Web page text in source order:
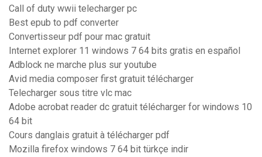
Call of duty wwii telecharger pc
Best epub to pdf converter
Convertisseur pdf pour mac gratuit
Internet explorer 11 windows 7 64 bits gratis en español
Adblock ne marche plus sur youtube
Avid media composer first gratuit télécharger
Telecharger sous titre vlc mac
Adobe acrobat reader dc gratuit télécharger for windows 10
64 bit
Cours danglais gratuit à télécharger pdf
Mozilla firefox windows 7 64 bit türkçe indir